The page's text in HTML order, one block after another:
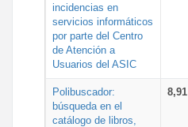
incidencias en
servicios informáticos
por parte del Centro
de Atención a
Usuarios del ASIC
Polibuscador:
búsqueda en el
catálogo de libros,
8,91